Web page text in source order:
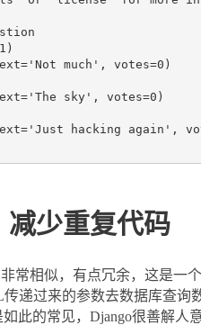
)
='Not much' , votes=0 )
='The sky' , votes=0 )
='Just hacking again' ,
减少重复代码
非常相似，有点冗余，这是
递过来的参数去数据库查询
此的常见，Django很善解人